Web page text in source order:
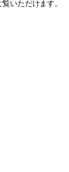
いただけます。